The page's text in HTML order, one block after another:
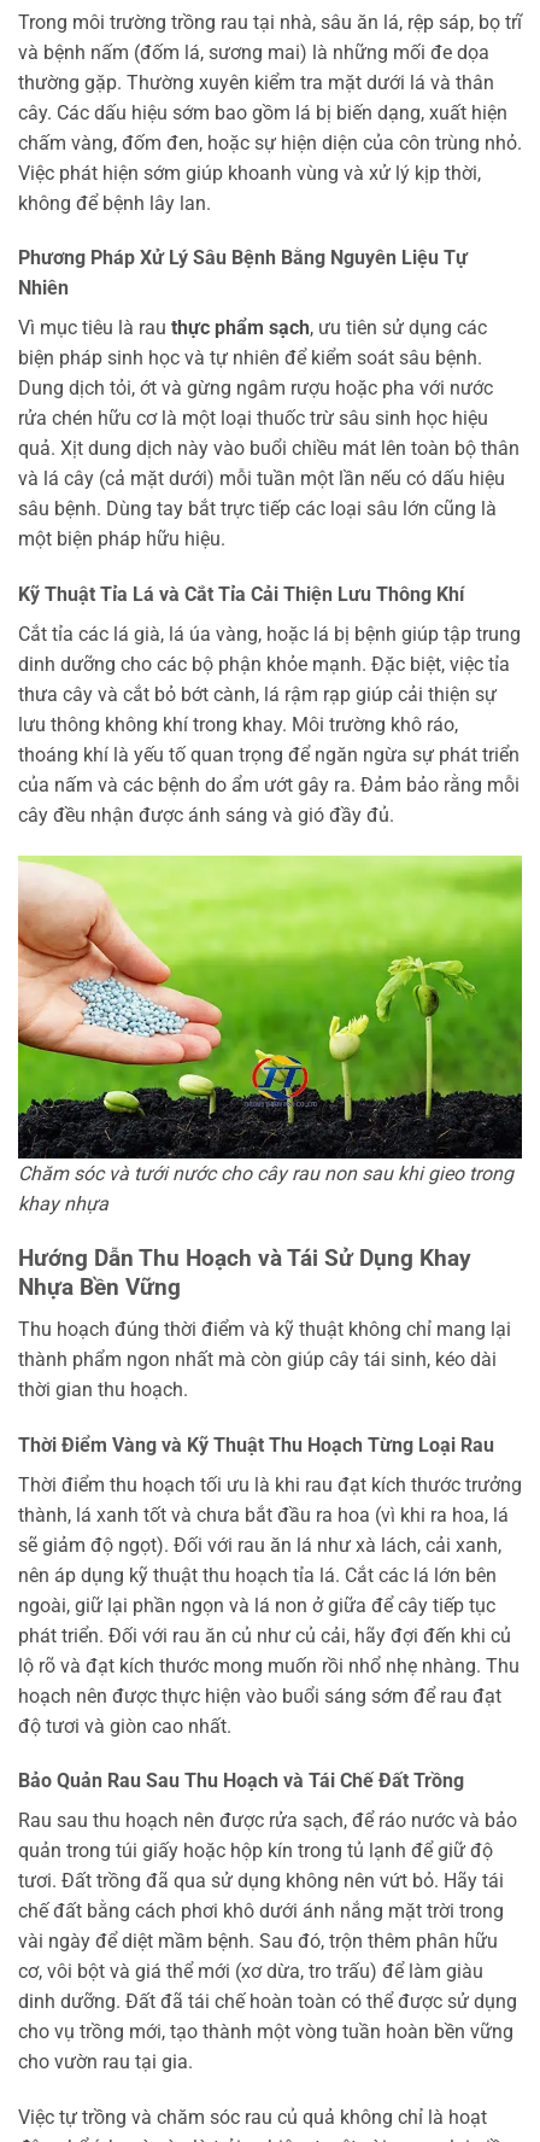
Trong môi trường trồng rau tại nhà, sâu ăn lá, rệp sáp, bọ trĩ
và bệnh nấm (đốm lá, sương mai) là những mối đe dọa
thường gặp. Thường xuyên kiểm tra mặt dưới lá và thân
cây. Các dấu hiệu sớm bao gồm lá bị biến dạng, xuất hiện
chấm vàng, đốm đen, hoặc sự hiện diện của côn trùng nhỏ.
Việc phát hiện sớm giúp khoanh vùng và xử lý kịp thời,
không để bệnh lây lan.
Phương Pháp Xử Lý Sâu Bệnh Bằng Nguyên Liệu Tự
Nhiên
Vì mục tiêu là rau thực phẩm sạch, ưu tiên sử dụng các
biện pháp sinh học và tự nhiên để kiểm soát sâu bệnh.
Dung dịch tỏi, ớt và gừng ngâm rượu hoặc pha với nước
rửa chén hữu cơ là một loại thuốc trừ sâu sinh học hiệu
quả. Xịt dung dịch này vào buổi chiều mát lên toàn bộ thân
và lá cây (cả mặt dưới) mỗi tuần một lần nếu có dấu hiệu
sâu bệnh. Dùng tay bắt trực tiếp các loại sâu lớn cũng là
một biện pháp hữu hiệu.
Kỹ Thuật Tỉa Lá và Cắt Tỉa Cải Thiện Lưu Thông Khí
Cắt tỉa các lá già, lá úa vàng, hoặc lá bị bệnh giúp tập trung
dinh dưỡng cho các bộ phận khỏe mạnh. Đặc biệt, việc tỉa
thưa cây và cắt bỏ bớt cành, lá rậm rạp giúp cải thiện sự
lưu thông không khí trong khay. Môi trường khô ráo,
thoáng khí là yếu tố quan trọng để ngăn ngừa sự phát triển
của nấm và các bệnh do ẩm ướt gây ra. Đảm bảo rằng mỗi
cây đều nhận được ánh sáng và gió đầy đủ.
Chăm sóc và tưới nước cho cây rau non sau khi gieo trong
khay nhựa
Hướng Dẫn Thu Hoạch và Tái Sử Dụng Khay
Nhựa Bền Vững
Thu hoạch đúng thời điểm và kỹ thuật không chỉ mang lại
thành phẩm ngon nhất mà còn giúp cây tái sinh, kéo dài
thời gian thu hoạch.
Thời Điểm Vàng và Kỹ Thuật Thu Hoạch Từng Loại Rau
Thời điểm thu hoạch tối ưu là khi rau đạt kích thước trưởng
thành, lá xanh tốt và chưa bắt đầu ra hoa (vì khi ra hoa, lá
sẽ giảm độ ngọt). Đối với rau ăn lá như xà lách, cải xanh,
nên áp dụng kỹ thuật thu hoạch tỉa lá. Cắt các lá lớn bên
ngoài, giữ lại phần ngọn và lá non ở giữa để cây tiếp tục
phát triển. Đối với rau ăn củ như củ cải, hãy đợi đến khi củ
lộ rõ và đạt kích thước mong muốn rồi nhổ nhẹ nhàng. Thu
hoạch nên được thực hiện vào buổi sáng sớm để rau đạt
độ tươi và giòn cao nhất.
Bảo Quản Rau Sau Thu Hoạch và Tái Chế Đất Trồng
Rau sau thu hoạch nên được rửa sạch, để ráo nước và bảo
quản trong túi giấy hoặc hộp kín trong tủ lạnh để giữ độ
tươi. Đất trồng đã qua sử dụng không nên vứt bỏ. Hãy tái
chế đất bằng cách phơi khô dưới ánh nắng mặt trời trong
vài ngày để diệt mầm bệnh. Sau đó, trộn thêm phân hữu
cơ, vôi bột và giá thể mới (xơ dừa, tro trấu) để làm giàu
dinh dưỡng. Đất đã tái chế hoàn toàn có thể được sử dụng
cho vụ trồng mới, tạo thành một vòng tuần hoàn bền vững
cho vườn rau tại gia.
Việc tự trồng và chăm sóc rau củ quả không chỉ là hoạt